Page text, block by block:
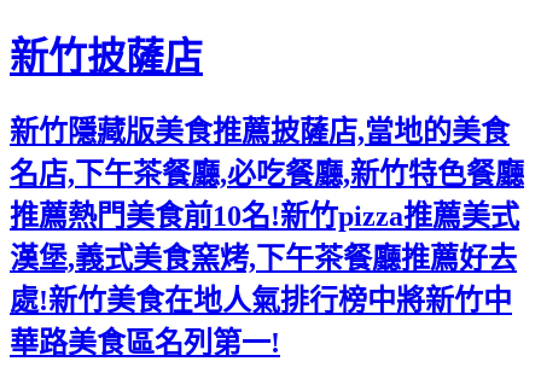
新竹披薩店
新竹隱藏版美食推薦披薩店,當地的美食
名店,下午茶餐廳,必吃餐廳,新竹特色餐廳
推薦熱門美食前10名!新竹pizza推薦美式
漢堡,義式美食窯烤,下午茶餐廳推薦好去
處!新竹美食在地人氣排行榜中將新竹中
華路美食區名列第一!